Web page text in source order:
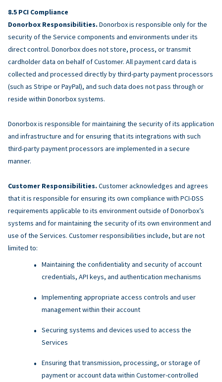
PCI Compliance
Donorbox Responsibilities. Donorbox is responsible only for the
security of the Service components and environments under its
direct control. Donorbox does not store, process, or transmit
cardholder data on behalf of Customer. All payment card data is
collected and processed directly by third-party payment processors
(such as Stripe or PayPal), and such data does not pass through or
reside within Donorbox systems.
Donorbox is responsible for maintaining the security of its application
and infrastructure and for ensuring that its integrations with such
third-party payment processors are implemented in a secure
manner.
Customer Responsibilities. Customer acknowledges and agrees
that it is responsible for ensuring its own compliance with PCI-DSS
requirements applicable to its environment outside of Donorbox’s
systems and for maintaining the security of its own environment and
use of the Services. Customer responsibilities include, but are not
limited to:
Maintaining the confidentiality and security of account
credentials, API keys, and authentication mechanisms
Implementing appropriate access controls and user
management within their account
Securing systems and devices used to access the
Services
Ensuring that transmission, processing, or storage of
payment or account data within Customer-controlled